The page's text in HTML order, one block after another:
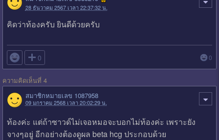
28 ธันวาคม 2567 เวลา 22:37:32 น.
คิดว่าท้องครับ ยินดีด้วยครับ
 0 0
ความคิดเห็นที่ 4
สมาชิกหมายเลข 1087958
09 มกราคม 2568 เวลา 20:02:29 น.
ท้องค่ะ แต่ถ้าซาวด์ไม่เจอหมอจะบอกไม่ท้องค่ะ เพราะยัง
จางๆอยู่ อีกอย่างต้องดูผล beta hcg ประกอบด้วย